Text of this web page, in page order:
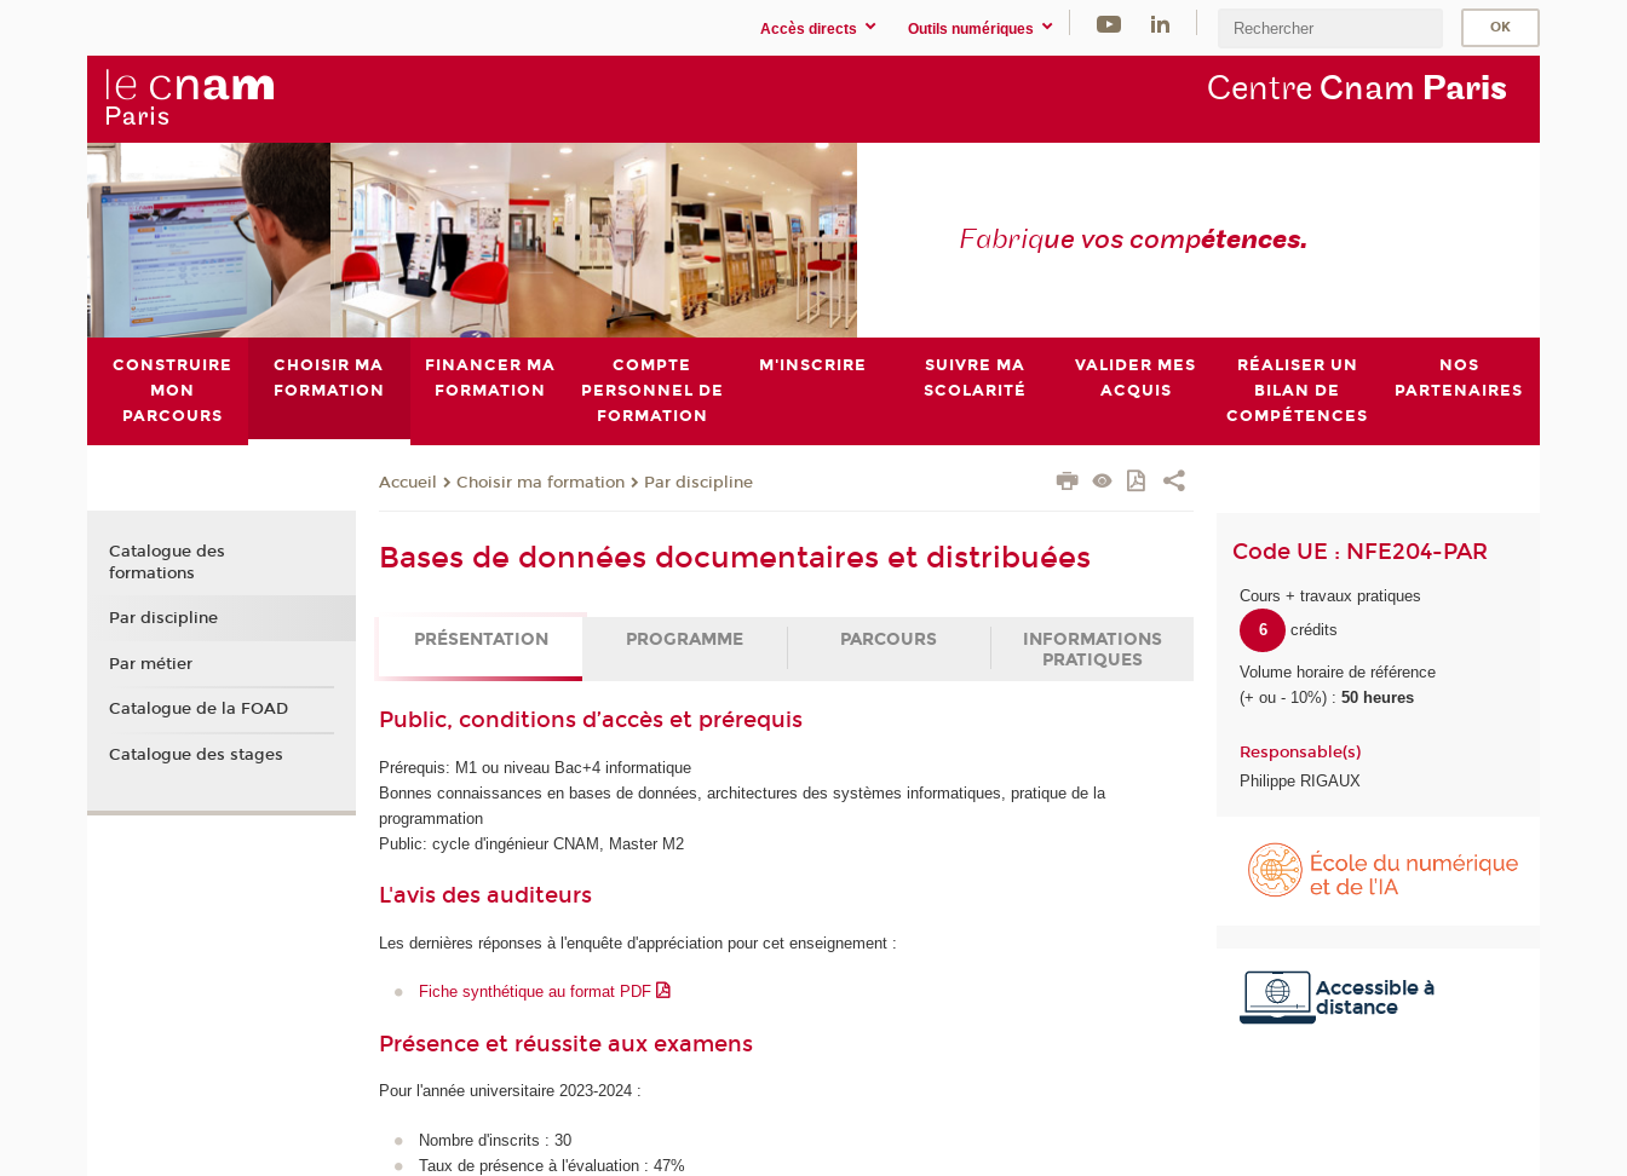
Accès directs Outils numériques
Centre Cnam Paris
Fabrique vos compétences.
CONSTRUIRE
MON
PARCOURS
CHOISIR MA
FORMATION
FINANCER MA
FORMATION
COMPTE
PERSONNEL DE
FORMATION
M'INSCRIRE
SUIVRE MA
SCOLARITÉ
VALIDER MES
ACQUIS
RÉALISER UN
BILAN DE
COMPÉTENCES
NOS
PARTENAIRES
Accueil Choisir ma formation Par discipline
Bases de données documentaires et distribuées
PRÉSENTATION PROGRAMME PARCOURS
INFORMATIONS
PRATIQUES
Public, conditions d’accès et prérequis
Prérequis: M1 ou niveau Bac+4 informatique
Bonnes connaissances en bases de données, architectures des systèmes informatiques, pratique de la
programmation
Public: cycle d'ingénieur CNAM, Master M2
L'avis des auditeurs
Les dernières réponses à l'enquête d'appréciation pour cet enseignement :
Fiche synthétique au format PDF
Présence et réussite aux examens
Pour l'année universitaire 2023-2024 :
Nombre d'inscrits : 30
Taux de présence à l'évaluation : 47%
Code UE : NFE204-PAR
Cours + travaux pratiques
6
crédits
Volume horaire de référence
(+ ou - 10%) :50 heures
Responsable(s)
Philippe RIGAUX
Accessible à
distance
Catalogue des
formations
Par discipline
Par métier
Catalogue de la FOAD
Catalogue des stages